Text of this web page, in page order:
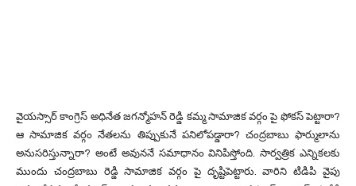
వైయస్సార్ కాంగ్రెస్ అధినేత జగన్మోహన్ రెడ్డి కమ్మ సామాజిక వర్గం పై ఫోకస్ పెట్టారా?
ఆ సామాజిక వర్గం నేతలను తిప్పుకునే పనిలోపడ్డారా? చంద్రబాబు ఫార్ములాను
అనుసరిస్తున్నారా? అంటే అవుననే సమాధానం వినిపిస్తోంది. సార్వత్రిక ఎన్నికలకు
ముందు చంద్రబాబు రెడ్డి సామాజిక వర్గం పై దృష్టిపెట్టారు. వారిని టిడిపి వైపు